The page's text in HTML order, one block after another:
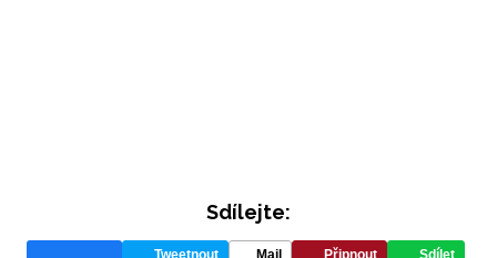
Sdílejte:
Tweetnout Mail Připnout Sdílet